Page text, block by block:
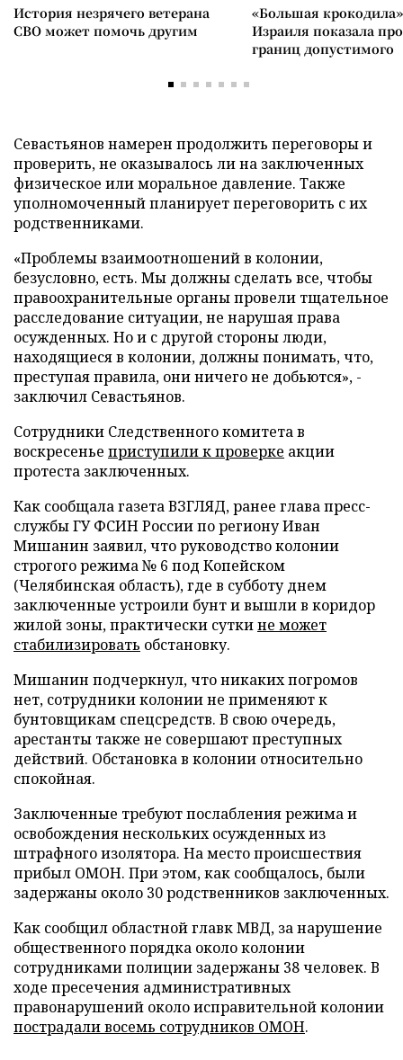
История незрячего ветерана
СВО может помочь другим
«Большая
Израиля показала
границ допустимого
Севастьянов намерен продолжить переговоры и
проверить, не оказывалось ли на заключенных
физическое или моральное давление. Также
уполномоченный планирует переговорить с их
родственниками.
«Проблемы взаимоотношений в колонии,
безусловно, есть. Мы должны сделать все, чтобы
правоохранительные органы провели тщательное
расследование ситуации, не нарушая права
осужденных. Но и с другой стороны люди,
находящиеся в колонии, должны понимать, что,
преступая правила, они ничего не добьются», -
заключил Севастьянов.
Сотрудники Следственного комитета в
воскресенье приступили к проверке акции
протеста заключенных.
Как сообщала газета ВЗГЛЯД, ранее глава пресс-
службы ГУ ФСИН России по региону Иван
Мишанин заявил, что руководство колонии
строгого режима № 6 под Копейском
(Челябинская область), где в субботу днем
заключенные устроили бунт и вышли в коридор
жилой зоны, практически суткине может
стабилизировать обстановку.
Мишанин подчеркнул, что никаких погромов
нет, сотрудники колонии не применяют к
бунтовщикам спецсредств. В свою очередь,
арестанты также не совершают преступных
действий. Обстановка в колонии относительно
спокойная.
Заключенные требуют послабления режима и
освобождения нескольких осужденных из
штрафного изолятора. На место происшествия
прибыл ОМОН. При этом, как сообщалось, были
задержаны около 30 родственников заключенных.
Как сообщил областной главк МВД, за нарушение
общественного порядка около колонии
сотрудниками полиции задержаны 38 человек. В
ходе пресечения административных
правонарушений около исправительной колонии
пострадали восемь сотрудников ОМОН.